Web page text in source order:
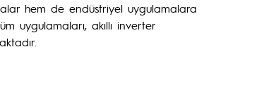
hem de endüstriyel uygulamalara
uygulamaları, akıllı inverter